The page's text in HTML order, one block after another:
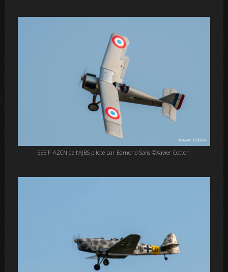
SE5 F-AZCN de l’AJBS piloté par Edmond Salis ©Xavier Cotton